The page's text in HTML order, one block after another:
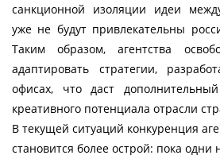
санкционной изоляции идеи
уже не будут привлекательны
Таким образом, агентства
адаптировать стратегии,
офисах, что даст
креативного потенциала отрасли
В текущей ситуаций конкуренция
становится более острой: пока одни